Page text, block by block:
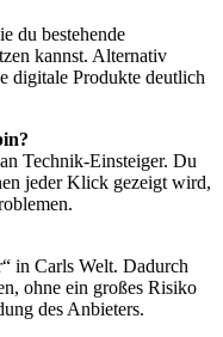
du bestehende
kannst. Alternativ
digitale Produkte deutlich
Technik-Einsteiger. Du
jeder Klick gezeigt wird,
in Carls Welt. Dadurch
ohne ein großes Risiko
des Anbieters.